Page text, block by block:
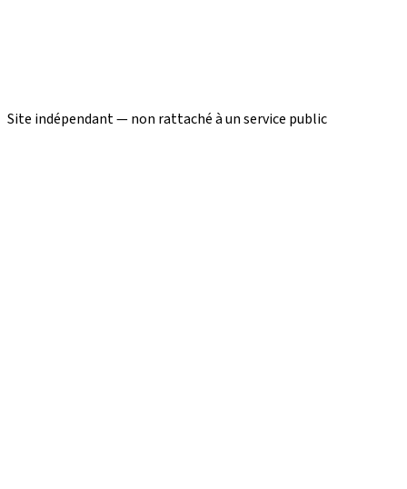
Site indépendant — non rattaché à un service public